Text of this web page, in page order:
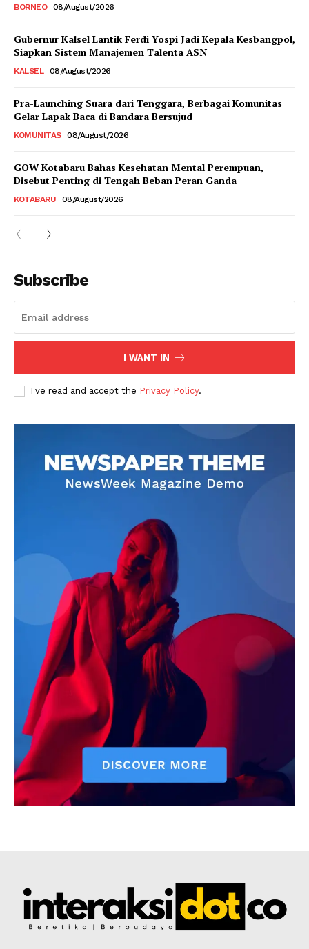
BORNEO 08/August/2026
Gubernur Kalsel Lantik Ferdi Yospi Jadi Kepala Kesbangpol,
Siapkan Sistem Manajemen Talenta ASN
KALSEL 08/August/2026
Pra-Launching Suara dari Tenggara, Berbagai Komunitas
Gelar Lapak Baca di Bandara Bersujud
KOMUNITAS 08/August/2026
GOW Kotabaru Bahas Kesehatan Mental Perempuan,
Disebut Penting di Tengah Beban Peran Ganda
KOTABARU 08/August/2026
Subscribe
I WANT IN
I've read and accept the Privacy Policy.